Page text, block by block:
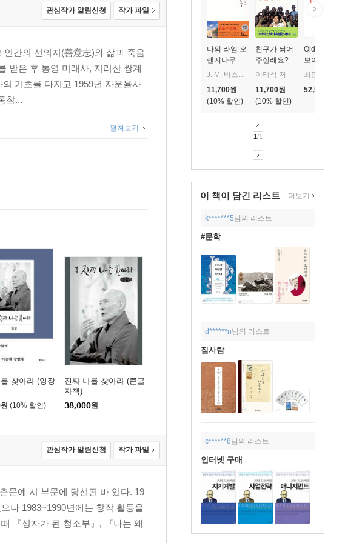
나의 라임 오
렌지나무
J. M. 바스콘셀로스 저/박동원 역
10%
11,700원
친구가 되어
주실래요?
이태석 저
10%
11,700원
Oldboy (올
보이) (한글
무자막)(Blu-
52,500
1/1
이 책이 담긴 리스트 더보기
k*******5님의 리스트
#문학
d******n님의 리스트
집사람
c******8님의 리스트
인터넷 구매
관심작가 알림신청 작가 파일
간의 선의지(善意志)와 삶과 죽음
받은 후 통영 미래사, 지리산 쌍계
기초를 다지고 1959년 자운율사
참...
펼쳐보기
찾아라 (양장
원 (10% 할인)
진짜 나를 찾아라 (큰글
자책)
38,000원
관심작가 알림신청 작가 파일
문예 시 부문에 당선된 바 있다. 19
나 1983~1990년에는 창작 활동을
『성자가 된 청소부』, 『나는 왜